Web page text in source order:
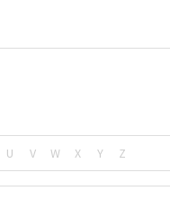
U V W X Y Z